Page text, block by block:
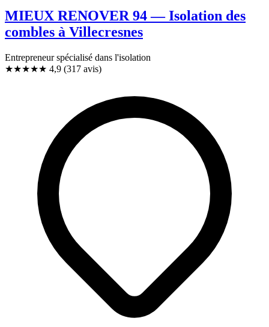
MIEUX RENOVER 94 — Isolation des
combles à Villecresnes
Entrepreneur spécialisé dans l'isolation
★★★★★ 4,9 (317 avis)